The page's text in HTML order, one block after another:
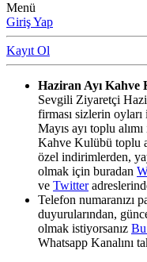
Menü
Giriş Yap
Kayıt Ol
Haziran Ayı Kahve
Sevgili Ziyaretçi
firması sizlerin
Mayıs ayı toplu
Kahve Kulübü toplu
özel indirimlerden,
olmak için buradan
ve Twitter
Telefon numaranızı
duyurularından,
olmak istiyorsanız
Whatsapp Kanalını